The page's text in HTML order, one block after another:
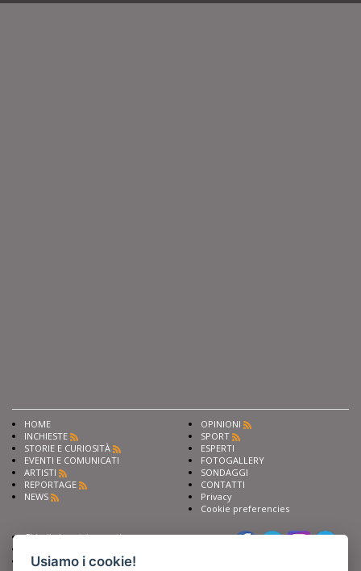
HOME
INCHIESTE
STORIE E CURIOSITÀ
EVENTI E COMUNICATI
ARTISTI
REPORTAGE
NEWS
OPINIONI
SPORT
ESPERTI
FOTOGALLERY
SONDAGGI
CONTATTI
Privacy
Cookie preferencies
Chiedi ai nostri esperti
Fai pubblicità con noi
Usiamo i cookie!